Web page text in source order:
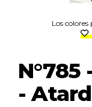
Los
-